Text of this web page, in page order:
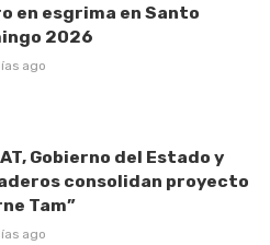
en esgrima en Santo
2026
ago
Gobierno del Estado y
consolidan proyecto
Tam”
ago